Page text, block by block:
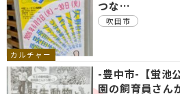
カルチャー
つな…
吹田市
-豊中市-【蛍池
園の飼育員さん